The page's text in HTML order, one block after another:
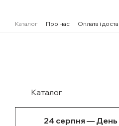
Каталог Про нас Оплата і
Каталог
24 серпня — День